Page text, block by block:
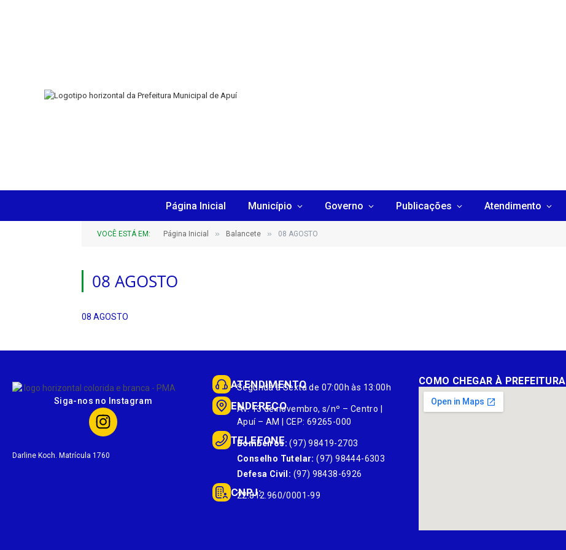
Página Inicial Município Governo Publicações Atendimento
VOCÊ ESTÁ EM: Página Inicial » Balancete » 08 AGOSTO
08 AGOSTO
08 AGOSTO
Siga-nos no Instagram
Darline Koch. Matrícula 1760
ATENDIMENTO
Segunda à Sexta de 07:00h às 13:00h
ENDEREÇO
Av. 13 de novembro, s/nº – Centro |
Apuí – AM | CEP: 69265-000
TELEFONE
Bombeiros: (97) 98419-2703
Conselho Tutelar: (97) 98444-6303
Defesa Civil: (97) 98438-6926
CNPJ:
22.812.960/0001-99
COMO CHEGAR À PREFEITURA